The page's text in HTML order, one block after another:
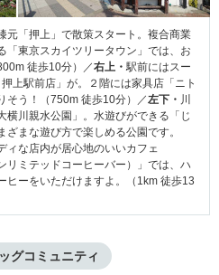
元「押上」で散策スタート。複合商業
「東京スカイツリータウン」では、お
徒歩10分）／右上・駅前にはスー
上駅前店」が。２階には家具店「ニト
そう！（750m 徒歩10分）／左下・ 川
横川親水公園」。水遊びができる「じ
まな遊び方で楽しめる公園です。
ィな店内が居心地のいいカフェ
リミテッドコーヒーバー）」では、ハ
ヒーをいただけますよ。（1km 徒歩13
グコミュニティ